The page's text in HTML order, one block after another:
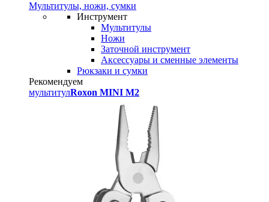
Мультитулы, ножи, сумки
Инструмент
Мультитулы
Ножи
Заточной инструмент
Аксессуары и сменные элементы
Рюкзаки и сумки
Рекомендуем
мультитулRoxon MINI M2